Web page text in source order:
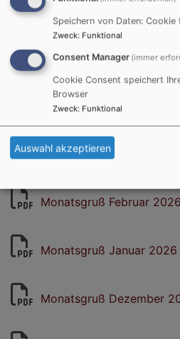
Monatsgruß August /
Monatsgruß Juni 2026
Monatsgruß April 2026
Monatsgruß März 2026
Monatsgruß Februar 2026
Monatsgruß Januar 2026
Monatsgruß Dezember
Speichern von Daten:
Zweck: Funktional
Consent Manager (immer
Cookie Consent speichert
Browser
Zweck: Funktional
Auswahl akzeptieren